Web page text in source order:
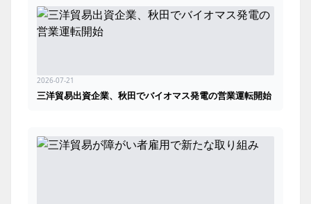
2026-07-21
三洋貿易出資企業、秋田でバイオマス発電の営業運転開始